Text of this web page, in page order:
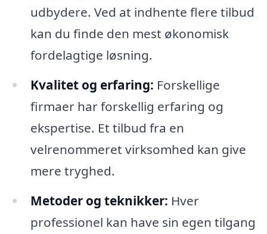
udbydere. Ved at indhente flere tilbud
kan du finde den mest økonomisk
fordelagtige løsning.
Kvalitet og erfaring: Forskellige
firmaer har forskellig erfaring og
ekspertise. Et tilbud fra en
velrenommeret virksomhed kan give
mere tryghed.
Metoder og teknikker: Hver
professionel kan have sin egen tilgang